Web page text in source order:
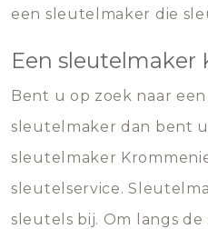
een sleutelmaker die
Een sleutelmaker
Bent u op zoek naar
sleutelmaker dan bent
sleutelmaker
sleutelservice.
sleutels bij. Om langs